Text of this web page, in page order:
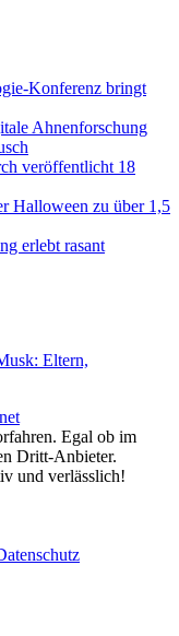
Konferenz bringt
Ahnenforschung
veröffentlicht 18
Halloween zu über 1,5
erlebt rasant
Eltern,
Egal ob im
Dritt-Anbieter.
und verlässlich!